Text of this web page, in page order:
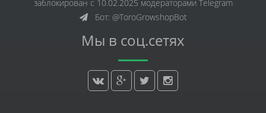
заблокирован с 10.02.2025 модераторами Telegram
Бот: @ToroGrowshopBot
Мы в соц.сетях